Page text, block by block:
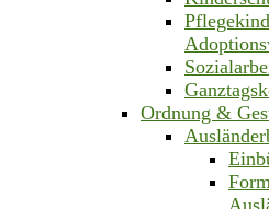
Ordnung &